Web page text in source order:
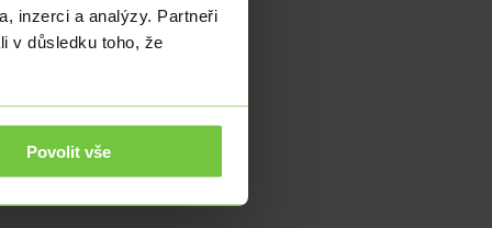
inzerci a analýzy. Partneři
v důsledku toho, že
Povolit vše